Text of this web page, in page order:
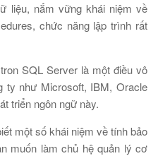
liệu, nắm vững khái niệm về
chức năng lập trình rất
SQL Server là một điều vô
ty như Microsoft, IBM, Oracle
triển ngôn ngữ này.
một số khái niệm về tính bảo
muốn làm chủ hệ quản lý cơ